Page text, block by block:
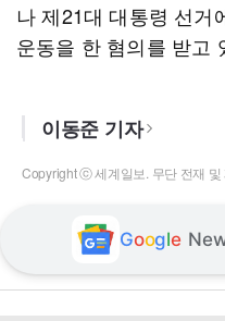
나 제21대 대통령 선거
운동을 한 혐의를 받고
이동준 기자
Copyright ⓒ 세계일보. 무단 전재 및
Google